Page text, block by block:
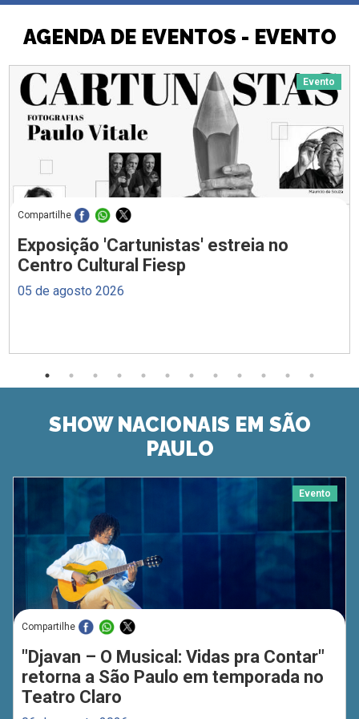
AGENDA DE EVENTOS - EVENTO
Evento
Compartilhe
Exposição 'Cartunistas' estreia no
Centro Cultural Fiesp
05 de agosto 2026
SHOW NACIONAIS EM SÃO
PAULO
Evento
Compartilhe
"Djavan – O Musical: Vidas pra Contar"
retorna a São Paulo em temporada no
Teatro Claro